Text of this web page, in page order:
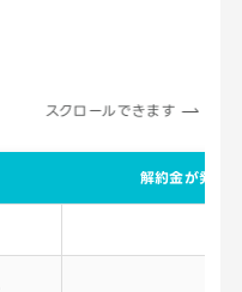
スクロールできます
解約金が発生